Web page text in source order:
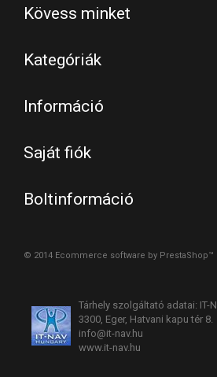
Kövess minket
Kategóriák
Információ
© 2014 Ecommerce software by PrestaShop™
Saját fiók
Boltinformáció
Tárhely szolgáltató adatai: IT-
3300, Eger, Hatvani kapu tér 8.
info@it-nav.hu
www.it-nav.hu